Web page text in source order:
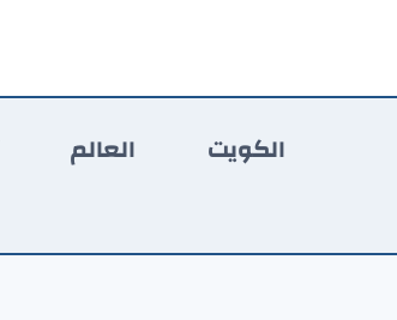
المحتوى
الكويت العالم